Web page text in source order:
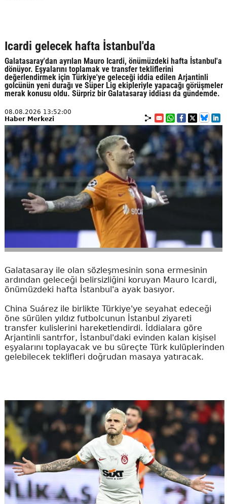
Icardi gelecek hafta İstanbul'da
Galatasaray'dan ayrılan Mauro Icardi, önümüzdeki hafta İstanbul'a
dönüyor. Eşyalarını toplamak ve transfer tekliflerini
değerlendirmek için Türkiye'ye geleceği iddia edilen Arjantinli
golcünün yeni durağı ve Süper Lig ekipleriyle yapacağı görüşmeler
merak konusu oldu. Sürpriz bir Galatasaray iddiası da gündemde.
08.08.2026 13:52:00
Haber Merkezi
Galatasaray ile olan sözleşmesinin sona ermesinin
ardından geleceği belirsizliğini koruyan Mauro Icardi,
önümüzdeki hafta İstanbul'a ayak basıyor.
China Suárez ile birlikte Türkiye'ye seyahat edeceği
öne sürülen yıldız futbolcunun İstanbul ziyareti
transfer kulislerini hareketlendirdi. İddialara göre
Arjantinli santrfor, İstanbul'daki evinden kalan kişisel
eşyalarını toplayacak ve bu süreçte Türk kulüplerinden
gelebilecek teklifleri doğrudan masaya yatıracak.